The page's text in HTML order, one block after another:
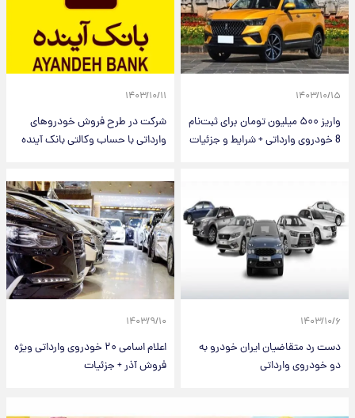
۱۴۰۳/۱۰/۱۵
واریز ۵۰۰ میلیون تومان برای ثبت‌نام
8 خودروی وارداتی + شرایط و جزئیات
۱۴۰۳/۱۰/۱۱
شرکت در طرح فروش خودروهای
وارداتی با حساب وکالتی بانک آینده
۱۴۰۳/۱۰/۶
دست رد متقاضیان ایران خودرو به
دو خودروی وارداتی
۱۴۰۳/۹/۱۰
اعلام اسامی ۲۰ خودروی وارداتی ویژه
فروش آذر + جزئیات